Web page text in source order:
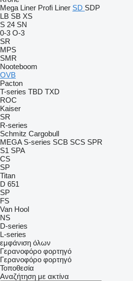
Mega Liner Profi Liner SD SDP
LB SB XS
S 24 SN
0-3 O-3
SR
MPS
SMR
Nooteboom
OVB
Pacton
T-series TBD TXD
ROC
Kaiser
SR
R-series
Schmitz Cargobull
MEGA S-series SCB SCS SPR
S1 SPA
CS
SP
Titan
D 651
SP
FS
Van Hool
NS
D-series
L-series
εμφάνιση όλων
Γερανοφόρο φορτηγό
Γερανοφόρο φορτηγό
Τοποθεσία
Αναζήτηση με ακτίνα